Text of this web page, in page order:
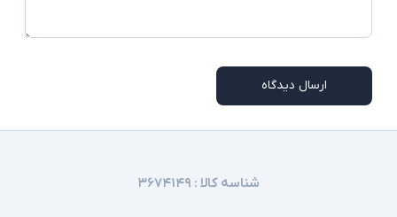
ارسال دیدگاه
شناسه کالا : ۳۶۷۴۱۴۹